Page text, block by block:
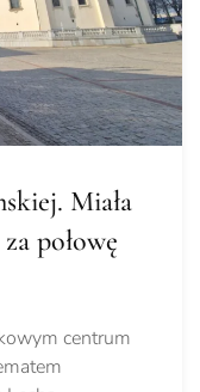
Miała
połowę
centrum